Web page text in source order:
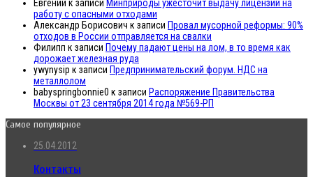
Евгений к записи Минприроды ужесточит выдачу лицензий на
работу с опасными отходами
Александр Борисович к записи Провал мусорной реформы: 90%
отходов в России отправляется на свалки
Филипп к записи Почему падают цены на лом, в то время как
дорожает железная руда
ywynysip к записи Предпринимательский форум. НДС на
металлолом
babyspringbonnie0 к записи Распоряжение Правительства
Москвы от 23 сентября 2014 года №569-РП
Самое популярное
25.04.2012
Контакты